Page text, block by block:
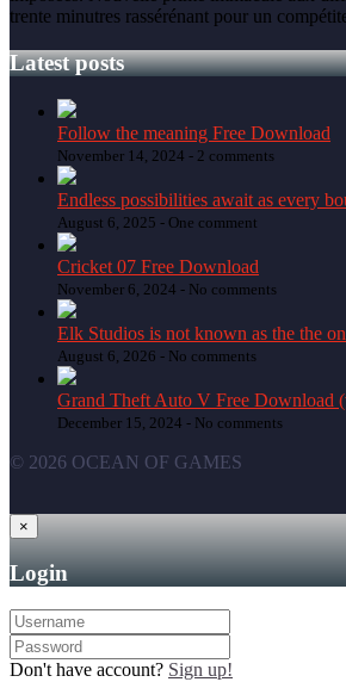
trente minutres rassérénant pour un
Latest posts
Follow the meaning Free Download
November 14, 2024 - 2 comments
Endless possibilities await as every
August 6, 2025 - One comment
Cricket 07 Free Download
November 6, 2024 - No comments
Elk Studios is not known as the the
August 6, 2026 - No comments
Grand Theft Auto V Free Download
December 15, 2024 - No comments
© 2026 OCEAN OF GAMES
×
Login
Don't have account? Sign up!